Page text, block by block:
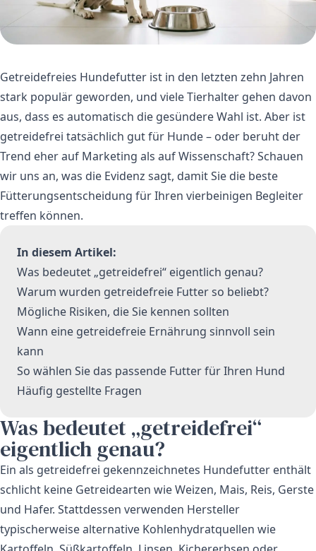
Getreidefreies Hundefutter ist in den letzten zehn Jahren
stark populär geworden, und viele Tierhalter gehen davon
aus, dass es automatisch die gesündere Wahl ist. Aber ist
getreidefrei tatsächlich gut für Hunde – oder beruht der
Trend eher auf Marketing als auf Wissenschaft? Schauen
wir uns an, was die Evidenz sagt, damit Sie die beste
Fütterungsentscheidung für Ihren vierbeinigen Begleiter
treffen können.
In diesem Artikel:
Was bedeutet „getreidefrei“ eigentlich genau?
Warum wurden getreidefreie Futter so beliebt?
Mögliche Risiken, die Sie kennen sollten
Wann eine getreidefreie Ernährung sinnvoll sein
kann
So wählen Sie das passende Futter für Ihren Hund
Häufig gestellte Fragen
Was bedeutet „getreidefrei“
eigentlich genau?
Ein als getreidefrei gekennzeichnetes Hundefutter enthält
schlicht keine Getreidearten wie Weizen, Mais, Reis, Gerste
und Hafer. Stattdessen verwenden Hersteller
typischerweise alternative Kohlenhydratquellen wie